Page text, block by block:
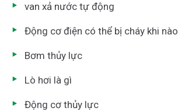
van xả nước tự động
Động cơ điện có thể bị cháy khi nào
Bơm thủy lực
Lò hơi là gì
Động cơ thủy lực